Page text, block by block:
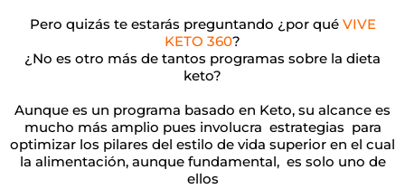
Pero quizás te estarás preguntando ¿por qué VIVE
KETO 360?
¿No es otro más de tantos programas sobre la dieta
keto?
Aunque es un programa basado en Keto, su alcance es
mucho más amplio pues involucra estrategias para
optimizar los pilares del estilo de vida superior en el cual
la alimentación, aunque fundamental, es solo uno de
ellos